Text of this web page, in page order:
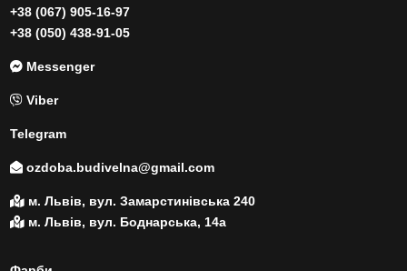
+38 (067) 905-16-97
+38 (050) 438-91-05
Messenger
Viber
Telegram
ozdoba.budivelna@gmail.com
м. Львів, вул. Замарстинівська 240
м. Львів, вул. Боднарська, 14а